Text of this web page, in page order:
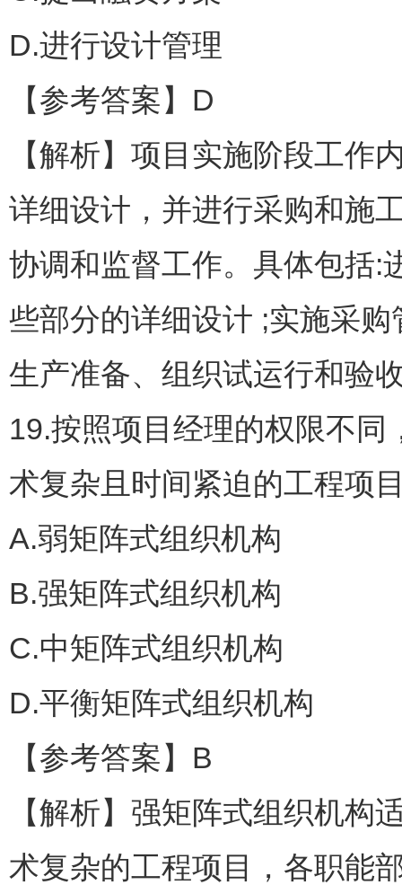
D.进行设计管理
【参考答案】D
【解析】项目实施阶段工作
详细设计，并进行采购和施
协调和监督工作。具体包括:
些部分的详细设计 ;实施采
生产准备、组织试运行和验
19.按照项目经理的权限不
术复杂且时间紧迫的工程项
A.弱矩阵式组织机构
B.强矩阵式组织机构
C.中矩阵式组织机构
D.平衡矩阵式组织机构
【参考答案】B
【解析】强矩阵式组织机构
术复杂的工程项目，各职能